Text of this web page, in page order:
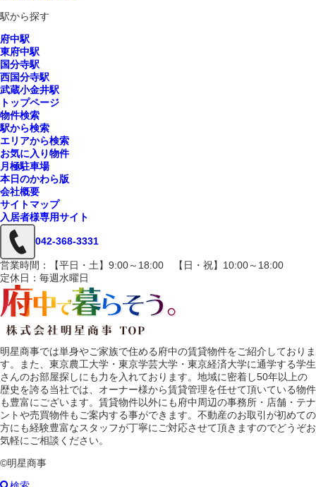
駅から探す
府中駅
東府中駅
国分寺駅
西国分寺駅
武蔵小金井駅
トップページ
物件検索
駅から検索
エリアから検索
お気に入り物件
月極駐車場
本日のかわら版
会社概要
サイトマップ
入居者様専用サイト
042-368-3331
営業時間：【平日・土】9:00～18:00 【日・祝】10:00～18:00
定休日：毎週水曜日
明星商事では単身やご家族で住める府中の賃貸物件をご紹介しておりま
す。また、東京農工大学・東京学芸大学・東京経済大学に通学する学生
さんのお部屋探しにも力を入れております。地域に密着し50年以上の
歴史を誇る当社では、オーナー様から賃貸管理を任せて頂いている物件
も豊富にございます。賃貸物件以外にも府中周辺の事務所・店舗・テナ
ントや売買物件もご案内する事ができます。不動産のお取引が初めての
方にも経験豊富なスタッフが丁寧にご対応させて頂きますのでどうぞお
気軽にご相談ください。
©明星商事